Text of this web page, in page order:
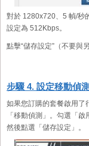
對於 1280x720、5 幀/秒
設定為 512Kbps。
點擊“儲存設定”（不要與
步驟 4. 設定移動偵
如果您訂購的套餐啟用了
「移動偵測」。勾選「
然後點選「儲存設定」。